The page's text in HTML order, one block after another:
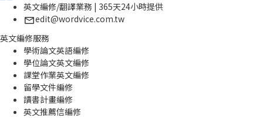
英文編修/翻譯業務 | 365天24小時提供
edit@wordvice.com.tw
英文編修服務
學術論文英語編修
學位論文英文編修
課堂作業英文編修
留學文件編修
讀書計畫編修
英文推薦信編修